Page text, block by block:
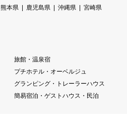
熊本県 鹿児島県 沖縄県
宮崎県
旅館・温泉宿
プチホテル・オーベルジュ
グランピング・トレーラーハウス
簡易宿泊・ゲストハウス・民泊